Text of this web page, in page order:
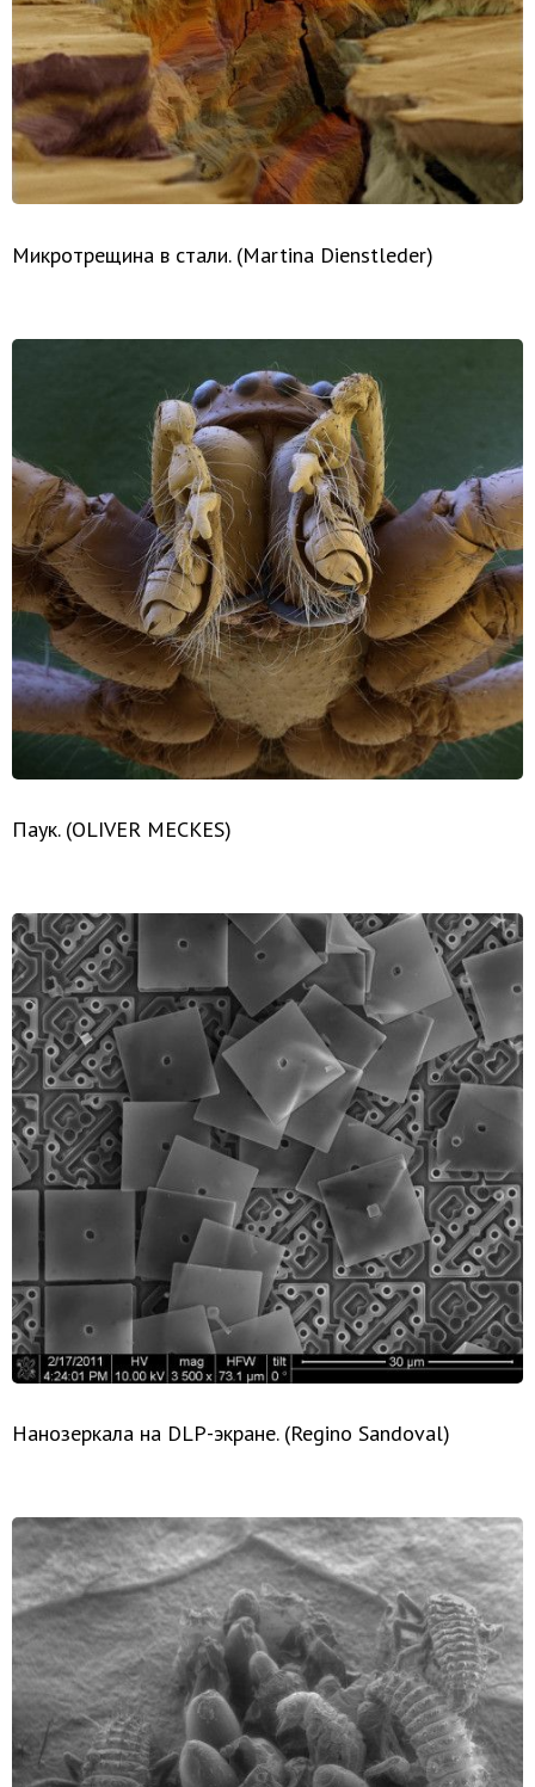
Микротрещина в стали. (Martina Dienstleder)
Паук. (OLIVER MECKES)
Нанозеркала на DLP-экране. (Regino Sandoval)